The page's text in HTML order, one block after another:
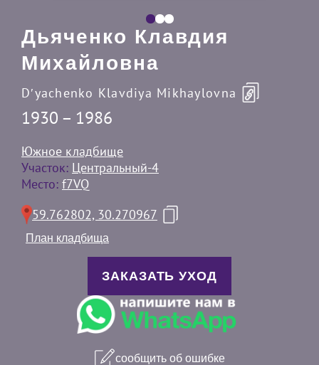
Дьяченко Клавдия
Михайловна
Dʹyachenko Klavdiya Mikhaylovna
1930 – 1986
Южное кладбище
Участок: Центральный-4
Место: f7VQ
59.762802, 30.270967
План кладбища
ЗАКАЗАТЬ УХОД
сообщить об ошибке